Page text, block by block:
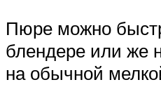
Пюре можно
блендере или же
на обычной